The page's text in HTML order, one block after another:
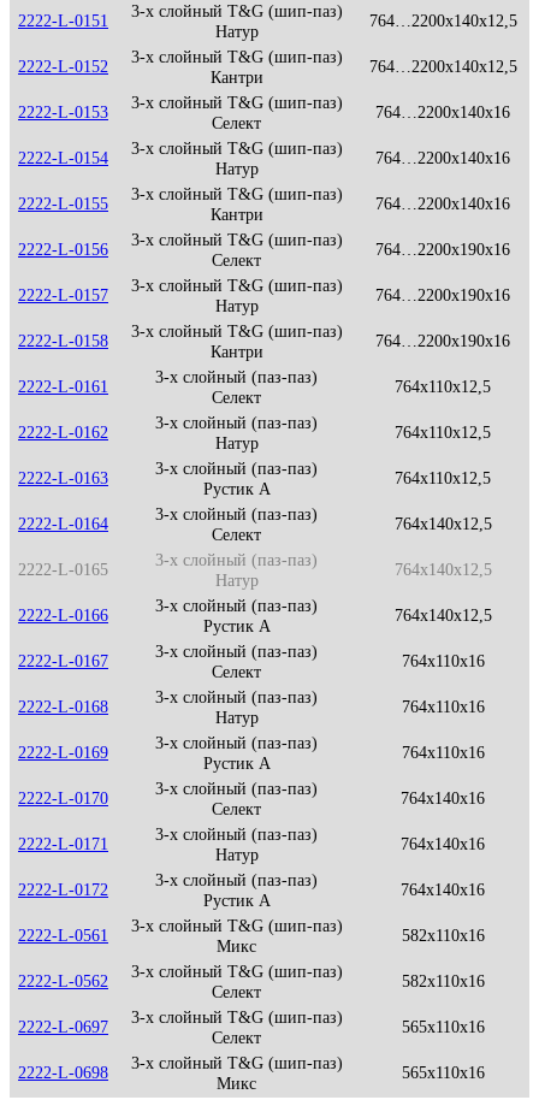
2222-L-0151
3-х слойный T&G (шип-паз)
Натур
764…2200x140x12,5
2222-L-0152
3-х слойный T&G (шип-паз)
Кантри
764…2200x140x12,5
2222-L-0153
3-х слойный T&G (шип-паз)
Селект
764…2200x140x16
2222-L-0154
3-х слойный T&G (шип-паз)
Натур
764…2200x140x16
2222-L-0155
3-х слойный T&G (шип-паз)
Кантри
764…2200x140x16
2222-L-0156
3-х слойный T&G (шип-паз)
Селект
764…2200x190x16
2222-L-0157
3-х слойный T&G (шип-паз)
Натур
764…2200x190x16
2222-L-0158
3-х слойный T&G (шип-паз)
Кантри
764…2200x190x16
2222-L-0161
3-х слойный (паз-паз)
Селект
764x110x12,5
2222-L-0162
3-х слойный (паз-паз)
Натур
764x110x12,5
2222-L-0163
3-х слойный (паз-паз)
Рустик А
764x110x12,5
2222-L-0164
3-х слойный (паз-паз)
Селект
764x140x12,5
2222-L-0165
3-х слойный (паз-паз)
Натур
764x140x12,5
2222-L-0166
3-х слойный (паз-паз)
Рустик А
764x140x12,5
2222-L-0167
3-х слойный (паз-паз)
Селект
764x110x16
2222-L-0168
3-х слойный (паз-паз)
Натур
764x110x16
2222-L-0169
3-х слойный (паз-паз)
Рустик А
764x110x16
2222-L-0170
3-х слойный (паз-паз)
Селект
764x140x16
2222-L-0171
3-х слойный (паз-паз)
Натур
764x140x16
2222-L-0172
3-х слойный (паз-паз)
Рустик А
764x140x16
2222-L-0561
3-х слойный T&G (шип-паз)
Микс
582x110x16
2222-L-0562
3-х слойный T&G (шип-паз)
Селект
582x110x16
2222-L-0697
3-х слойный T&G (шип-паз)
Селект
565x110x16
2222-L-0698
3-х слойный T&G (шип-паз)
Микс
565x110x16